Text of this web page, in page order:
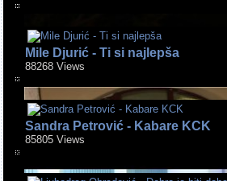
Mile Djurić - Ti si najlepša
88268 Views
Sandra Petrović - Kabare KCK
85805 Views